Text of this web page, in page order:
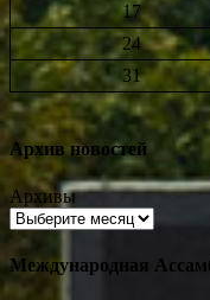
17
24
31
Архив новостей
Архивы
Международная